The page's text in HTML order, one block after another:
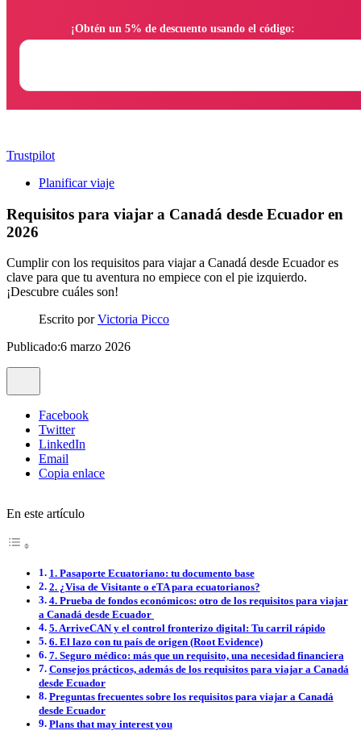
Trustpilot
Planificar viaje
Requisitos para viajar a Canadá desde Ecuador en
2026
Cumplir con los requisitos para viajar a Canadá desde Ecuador es
clave para que tu aventura no empiece con el pie izquierdo.
¡Descubre cuáles son!
Escrito porVictoria Picco
Publicado:6 marzo 2026
Facebook
Twitter
LinkedIn
Email
Copia enlace
En este artículo
1. Pasaporte Ecuatoriano: tu documento base
2. ¿Visa de Visitante o eTA para ecuatorianos?
4. Prueba de fondos económicos: otro de los requisitos para viajar
a Canadá desde Ecuador
5. ArriveCAN y el control fronterizo digital: Tu carril rápido
6. El lazo con tu país de origen (Root Evidence)
7. Seguro médico: más que un requisito, una necesidad financiera
Consejos prácticos, además de los requisitos para viajar a Canadá
desde Ecuador
Preguntas frecuentes sobre los requisitos para viajar a Canadá
desde Ecuador
Plans that may interest you